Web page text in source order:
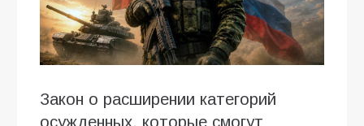
Закон о расширении категорий
осужденных, которые смогут